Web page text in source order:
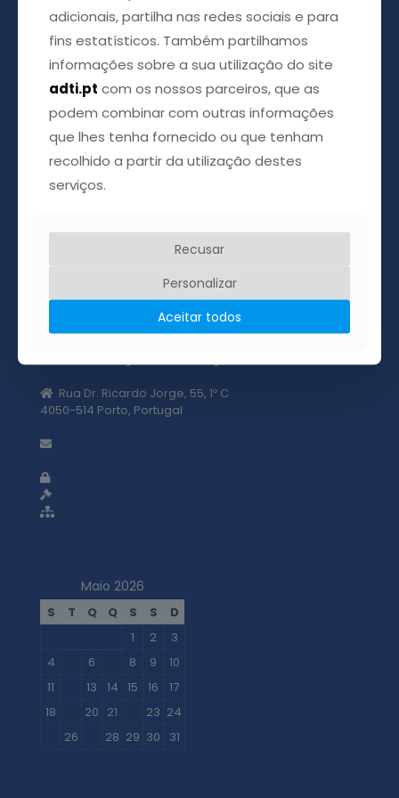
próximo, acreditamos ainda que através de uma
palavra amiga podemos apaziguar a dor que tantas
vezes chega com a doença.
Rua Dr. Ricardo Jorge, 55, 1º C
4050-514 Porto, Portugal
Maio 2026
S T Q Q S S
D
1
2
3
4
6 8 9
10
11
13 14 15 16
17
18
20 21 23 24
26 28 29 30 31
adicionais, partilha nas redes sociais e para
fins estatísticos. Também partilhamos
informações sobre a sua utilização do site
adti.pt com os nossos parceiros, que as
podem combinar com outras informações
que lhes tenha fornecido ou que tenham
recolhido a partir da utilização destes
serviços.
Recusar
Personalizar
Aceitar todos